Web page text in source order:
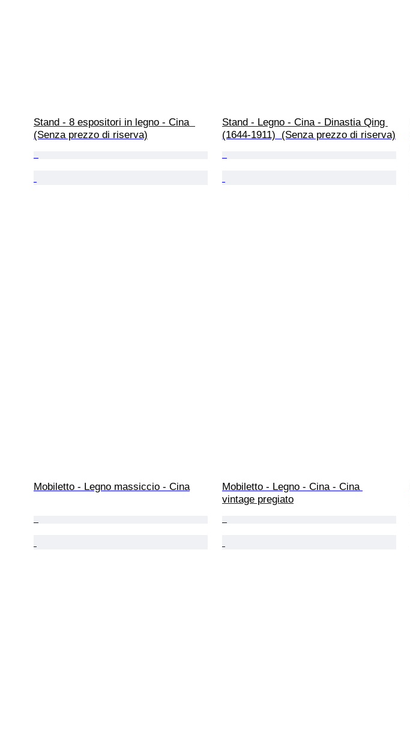
Stand - 8 espositori in legno - Cina
(Senza prezzo di riserva)
Stand - Legno - Cina - Dinastia Qing
(1644-1911)  (Senza prezzo di riserva)
Mobiletto - Legno massiccio - Cina
Mobiletto - Legno - Cina - Cina
vintage pregiato